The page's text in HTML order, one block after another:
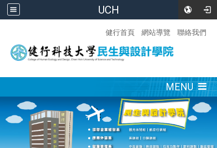
UCH
健行首頁 網站導覽 聯絡我們
MENU